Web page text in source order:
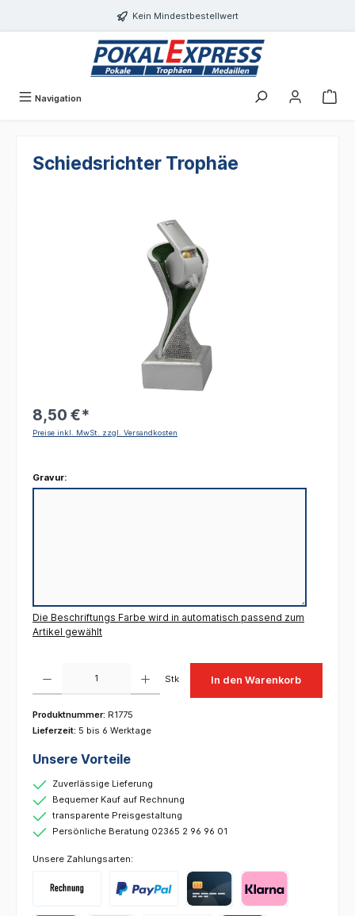
Kein Mindestbestellwert
Navigation
Schiedsrichter Trophäe
8,50 €*
Preise inkl. MwSt. zzgl. Versandkosten
Gravur:
Die Beschriftungs Farbe wird in automatisch passend zum
Artikel gewählt
Stk In den Warenkorb
Produktnummer: R1775
Lieferzeit: 5 bis 6 Werktage
Unsere Vorteile
Zuverlässige Lieferung
Bequemer Kauf auf Rechnung
transparente Preisgestaltung
Persönliche Beratung 02365 2 96 96 01
Unsere Zahlungsarten: